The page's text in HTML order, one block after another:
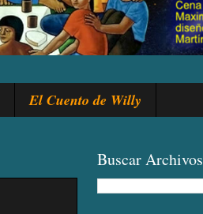
El Cuento de Willy
Buscar Archivos